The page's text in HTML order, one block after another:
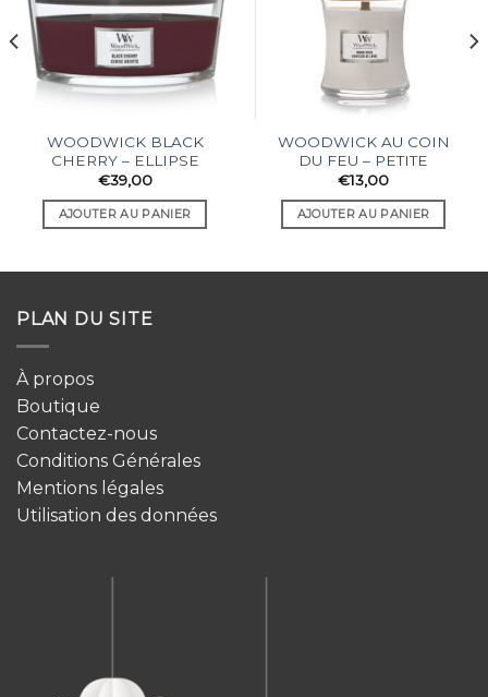
WOODWICK BLACK
CHERRY – ELLIPSE
€39,00
AJOUTER AU PANIER
WOODWICK AU COIN
DU FEU – PETITE
€13,00
AJOUTER AU PANIER
PLAN DU SITE
À propos
Boutique
Contactez-nous
Conditions Générales
Mentions légales
Utilisation des données